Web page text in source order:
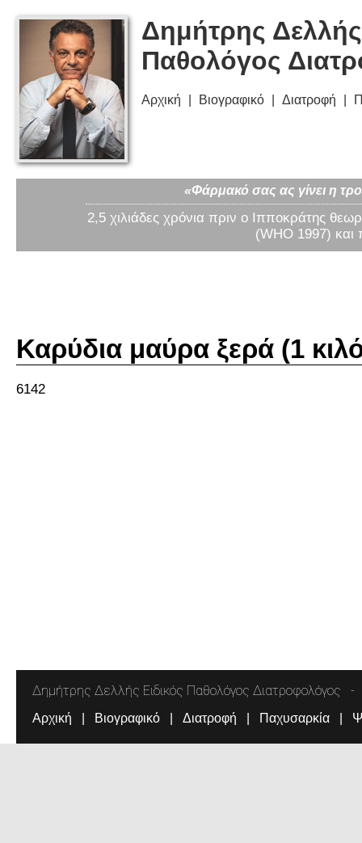
Δημήτρης
Παθολόγος
Αρχική Βιογραφικό Διατροφή
«Φάρμακό σας ας γίνει η
2,5 χιλιάδες χρόνια πριν ο Ιπποκράτης
(WHO 1997) και
Καρύδια μαύρα ξερά (1
6142
Δημήτρης Δελλής Ειδικός Παθολόγος Διατροφολόγος
Αρχική Βιογραφικό Διατροφή Παχυσαρκία